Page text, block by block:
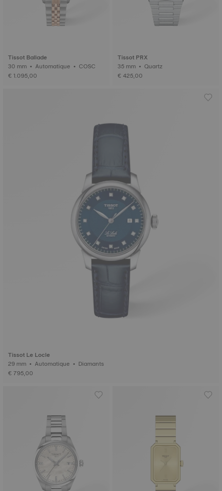
Tissot Ballade
30 mm • Automatique • COSC
€ 1.095,00
Tissot PRX
35 mm • Quartz
€ 425,00
Tissot Le Locle
29 mm • Automatique • Diamants
€ 795,00